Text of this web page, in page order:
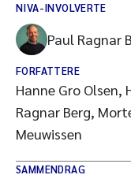
NIVA-INVOLVERTE
Paul Ragnar
FORFATTERE
Hanne Gro Olsen,
Ragnar Berg,
Meuwissen
SAMMENDRAG